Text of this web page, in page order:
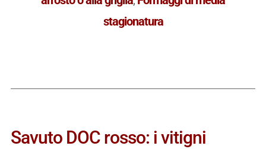
stagionatura
Savuto DOC rosso: i vitigni